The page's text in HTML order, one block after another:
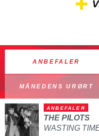
ANBEFALER
MÅNEDENS URØRT
ANBEFALER
THE PILOTS
WASTING